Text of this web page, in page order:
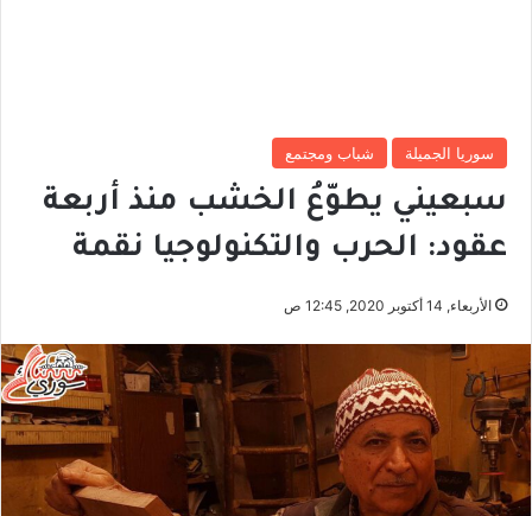
سوريا الجميلة شباب ومجتمع
سبعيني يطوّعُ الخشب منذ أربعة
عقود: الحرب والتكنولوجيا نقمة
الأربعاء, 14 أكتوبر 2020, 12:45 ص